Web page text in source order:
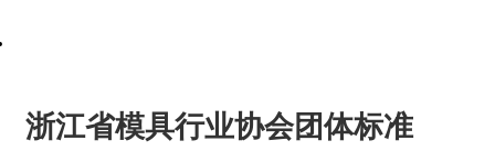
浙江省模具行业协会团体标准